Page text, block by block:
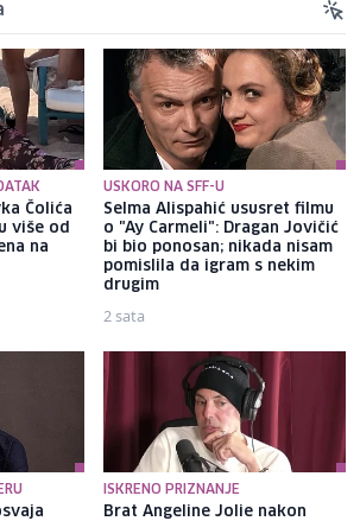
Čolića
više od
na
USKORO NA SFF-U
Selma Alispahić ususret filmu
o "Ay Carmeli": Dragan Jovičić
bi bio ponosan; nikada nisam
pomislila da igram s nekim
drugim
2 sata
ISKRENO PRIZNANJE
Brat Angeline Jolie nakon